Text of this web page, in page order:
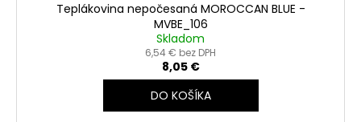
Teplákovina nepočesaná MOROCCAN BLUE -
MVBE_106
Skladom
6,54 € bez DPH
8,05 €
DO KOŠÍKA